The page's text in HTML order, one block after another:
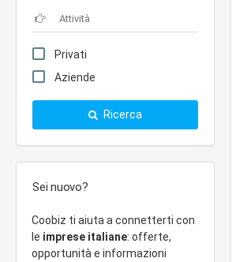
Privati
Aziende
Ricerca
Sei nuovo?
Coobiz ti aiuta a connetterti con
le imprese italiane: offerte,
opportunità e informazioni